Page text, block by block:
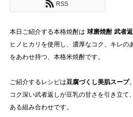
RSS
本日ご紹介する本格焼酎は 球磨焼酎 武者
ヒノヒカリを使用し、濃厚なコク、キレの
をあわせ持つ、本格米焼酎です。
ご紹介するレシピは豆腐づくし美肌スープ。
コク深い武者返しが豆乳の甘さを引き立て
ある組み合わせです。